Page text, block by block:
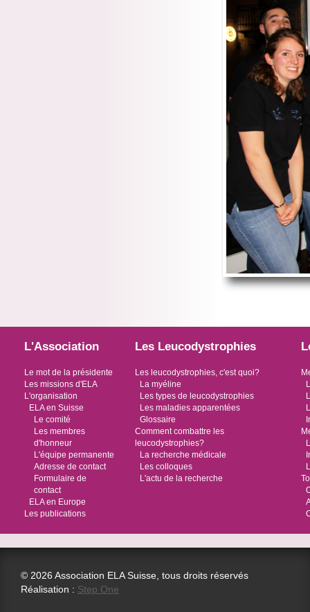
L'Association
Le mot de la présidente
Les missions d'ELA
L'organisation
ELA en Suisse
Le comité
Les membres
d'honneur
L'équipe permanente
Adresse de contact
Formulaire de
contact
ELA en Europe
Les publications
Les Leucodystrophies
Les leucodystrophies, c'est quoi?
La myéline
Les types de leucodystrophies
Les maladies apparentées
Glossaire
Comment combattre les
leucodystrophies?
La recherche médicale
Les colloques
L'actu de la recherche
© 2026 Association ELA Suisse, tous droits réservés
Réalisation : Step One